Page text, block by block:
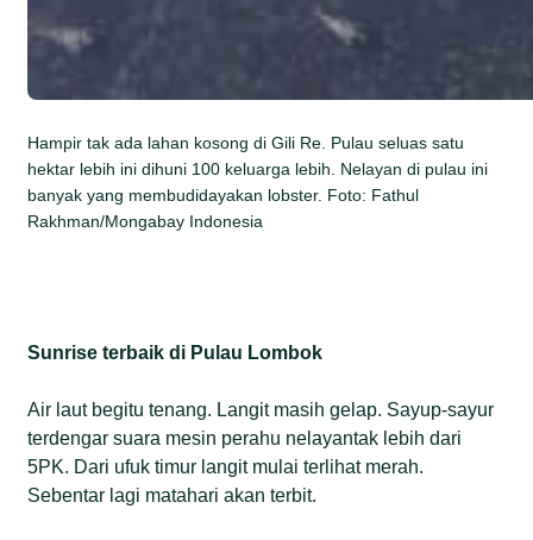
Hampir tak ada lahan kosong di Gili Re. Pulau seluas satu
hektar lebih ini dihuni 100 keluarga lebih. Nelayan di pulau ini
banyak yang membudidayakan lobster. Foto: Fathul
Rakhman/Mongabay Indonesia
Sunrise terbaik di Pulau Lombok
Air laut begitu tenang. Langit masih gelap. Sayup-sayur
terdengar suara mesin perahu nelayantak lebih dari
5PK. Dari ufuk timur langit mulai terlihat merah.
Sebentar lagi matahari akan terbit.